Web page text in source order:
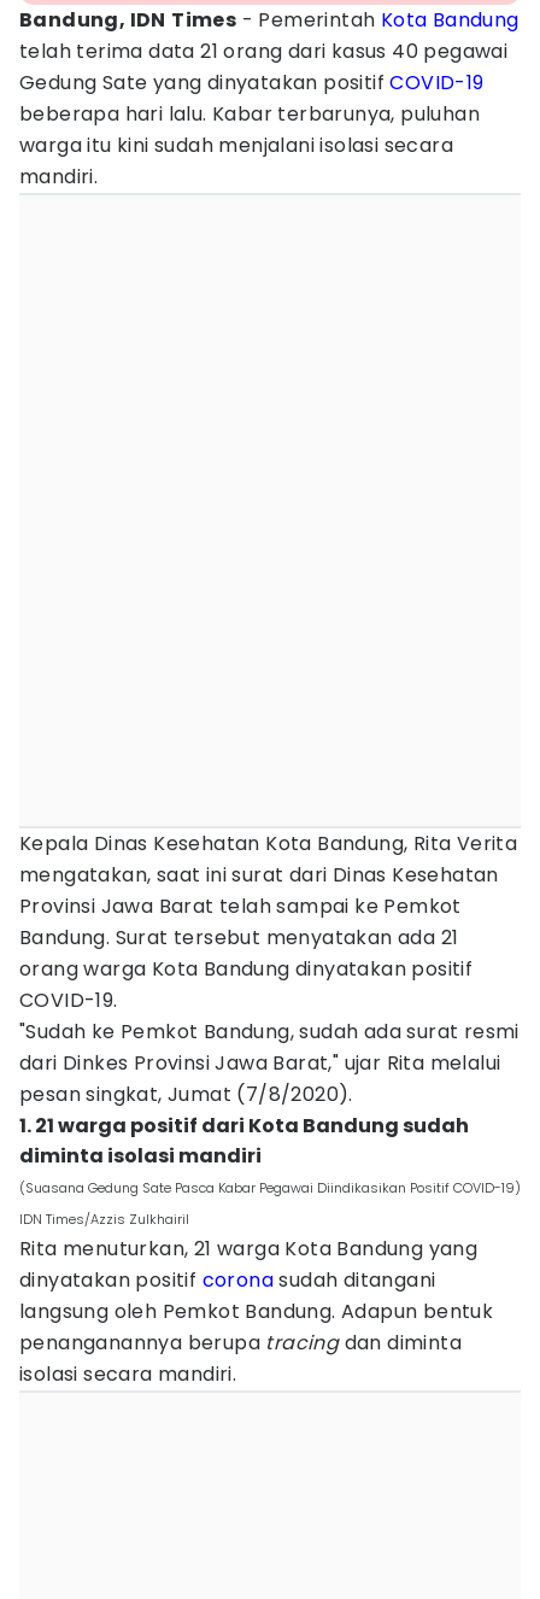
Bandung, IDN Times - Pemerintah Kota Bandung
telah terima data 21 orang dari kasus 40 pegawai
Gedung Sate yang dinyatakan positifCOVID-19
beberapa hari lalu. Kabar terbarunya, puluhan
warga itu kini sudah menjalani isolasi secara
mandiri.
Kepala Dinas Kesehatan Kota Bandung, Rita Verita
mengatakan, saat ini surat dari Dinas Kesehatan
Provinsi Jawa Barat telah sampai ke Pemkot
Bandung. Surat tersebut menyatakan ada 21
orang warga Kota Bandung dinyatakan positif
COVID-19.
"Sudah ke Pemkot Bandung, sudah ada surat resmi
dari Dinkes Provinsi Jawa Barat," ujar Rita melalui
pesan singkat, Jumat (7/8/2020).
1. 21 warga positif dari Kota Bandung sudah
diminta isolasi mandiri
(Suasana Gedung Sate Pasca Kabar Pegawai Diindikasikan Positif COVID-19)
IDN Times/Azzis Zulkhairil
Rita menuturkan, 21 warga Kota Bandung yang
dinyatakan positif coronasudah ditangani
langsung oleh Pemkot Bandung. Adapun bentuk
penanganannya berupa tracingdan diminta
isolasi secara mandiri.